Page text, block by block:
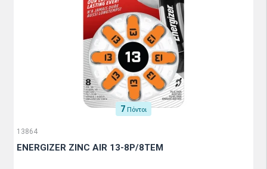
7 Πόντοι
13864
ENERGIZER ZINC AIR 13-8P/8ΤΕΜ